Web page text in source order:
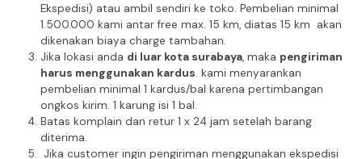
Ekspedisi) atau ambil sendiri ke toko. Pembelian minimal
1.500.000 kami antar free max. 15 km, diatas 15 km akan
dikenakan biaya charge tambahan.
Jika lokasi anda di luar kota surabaya, maka pengiriman
harus menggunakan kardus. kami menyarankan
pembelian minimal 1 kardus/bal karena pertimbangan
ongkos kirim. 1 karung isi 1 bal.
Batas komplain dan retur 1 x 24 jam setelah barang
diterima.
Jika customer ingin pengiriman menggunakan ekspedisi